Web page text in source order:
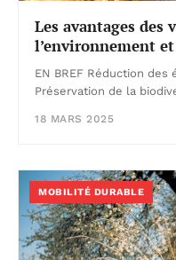
Les avantages des
l’environnement
EN BREF Réduction
Préservation de la
18 MARS 2025
MOBILITÉ DURABLE